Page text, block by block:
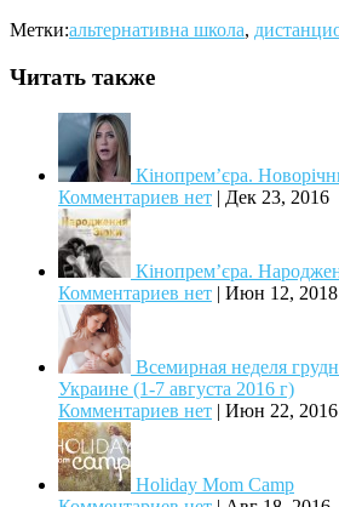
Метки:альтернативна школа,
Читать также
Кінопрем’єра.
Комментариев нет | Дек 23, 2016
Кінопрем’єра.
Комментариев нет | Июн 12, 2018
Всемирная неделя
Украине (1-7 августа 2016 г)
Комментариев нет | Июн 22, 2016
Holiday Mom Camp